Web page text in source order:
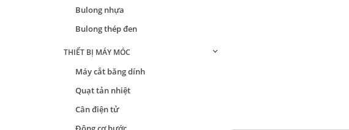
Bulong nhựa
Bulong thép đen
THIẾT BỊ MÁY MÓC
Máy cắt băng dính
Quạt tản nhiệt
Cân điện tử